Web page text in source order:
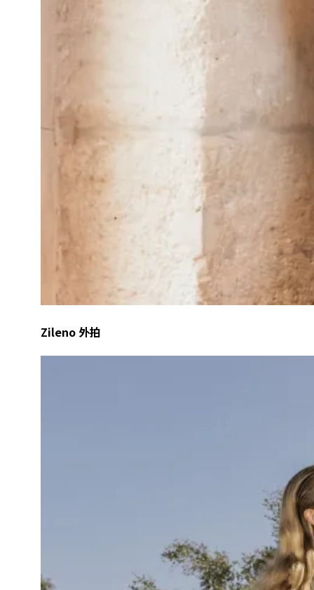
Zileno 外拍